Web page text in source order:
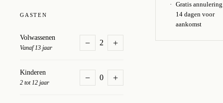
GASTEN
Volwassenen
Vanaf 13 jaar
− 2 +
Kinderen
2 tot 12 jaar
− 0 +
Gratis
14 dagen voor
aankomst